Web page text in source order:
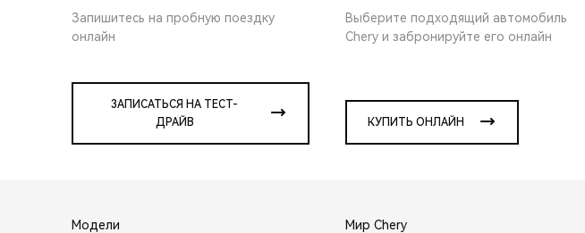
Запишитесь на пробную поездку
онлайн
ЗАПИСАТЬСЯ НА ТЕСТ-
ДРАЙВ
Выберите подходящий автомобиль
Chery и забронируйте его онлайн
КУПИТЬ ОНЛАЙН
Модели Мир Chery